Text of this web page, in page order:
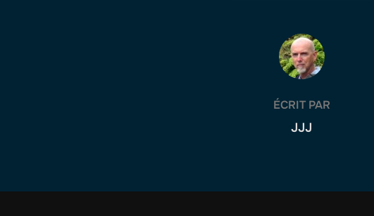
AUTEUR DE LA PUBLICATION
ÉCRIT PAR
JJJ